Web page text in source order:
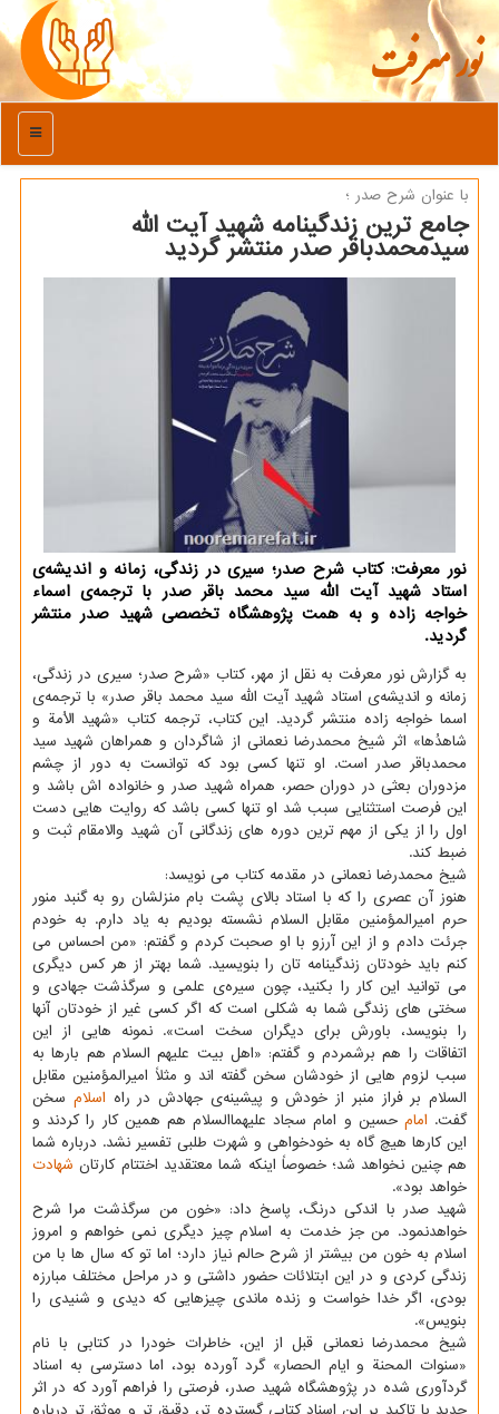
نور معرفت
منو
با عنوان شرح صدر ؛
جامع ترین زندگینامه شهید آیت الله
سیدمحمدباقر صدر منتشر گردید
نور معرفت: كتاب شرح صدر؛ سیری در زندگی، زمانه و اندیشه‌ی
استاد شهید آیت الله سید محمد باقر صدر با ترجمه‌ی اسماء
خواجه زاده و به همت پژوهشگاه تخصصی شهید صدر منتشر
گردید.
به گزارش نور معرفت به نقل از مهر، کتاب «شرح صدر؛ سیری در زندگی،
زمانه و اندیشه‌ی استاد شهید آیت الله سید محمد باقر صدر» با ترجمه‌ی
اسما خواجه زاده منتشر گردید. این کتاب، ترجمه کتاب «شهید الاُمة و
شاهدُها» اثر شیخ محمدرضا نعمانی از شاگردان و همراهان شهید سید
محمدباقر صدر است. او تنها کسی بود که توانست به دور از چشم
مزدوران بعثی در دوران حصر، همراه شهید صدر و خانواده اش باشد و
این فرصت استثنایی سبب شد او تنها کسی باشد که روایت هایی دست
اول را از یکی از مهم ترین دوره های زندگانی آن شهید والامقام ثبت و
ضبط کند.
شیخ محمدرضا نعمانی در مقدمه کتاب می نویسد:
هنوز آن عصری را که با استاد بالای پشت بام منزلشان رو به گنبد منور
حرم امیرالمؤمنین مقابل السلام نشسته بودیم به یاد دارم. به خودم
جرئت دادم و از این آرزو با او صحبت کردم و گفتم: «من احساس می
کنم باید خودتان زندگینامه تان را بنویسید. شما بهتر از هر کس دیگری
می توانید این کار را بکنید، چون سیره‌ی علمی و سرگذشت جهادی و
سختی های زندگی شما به شکلی است که اگر کسی غیر از خودتان آنها
را بنویسد، باورش برای دیگران سخت است». نمونه هایی از این
اتفاقات را هم برشمردم و گفتم: «اهل بیت علیهم السلام هم بارها به
سبب لزوم هایی از خودشان سخن گفته اند و مثلاً امیرالمؤمنین مقابل
السلام بر فراز منبر از خودش و پیشینه‌ی جهادش در راه اسلام سخن
گفت. امام حسین و امام سجاد علیهماالسلام هم همین کار را کردند و
این کارها هیچ گاه به خودخواهی و شهرت طلبی تفسیر نشد. درباره شما
هم چنین نخواهد شد؛ خصوصاً اینکه شما معتقدید اختتام کارتان شهادت
خواهد بود».
شهید صدر با اندکی درنگ، پاسخ داد: «خون من سرگذشت مرا شرح
خواهدنمود. من جز خدمت به اسلام چیز دیگری نمی خواهم و امروز
اسلام به خون من بیشتر از شرح حالم نیاز دارد؛ اما تو که سال ها با من
زندگی کردی و در این ابتلائات حضور داشتی و در مراحل مختلف مبارزه
بودی، اگر خدا خواست و زنده ماندی چیزهایی که دیدی و شنیدی را
بنویس».
شیخ محمدرضا نعمانی قبل از این، خاطرات خودرا در کتابی با نام
«سنوات المحنة و ایام الحصار» گرد آورده بود، اما دسترسی به اسناد
گردآوری شده در پژوهشگاه شهید صدر، فرصتی را فراهم آورد که در اثر